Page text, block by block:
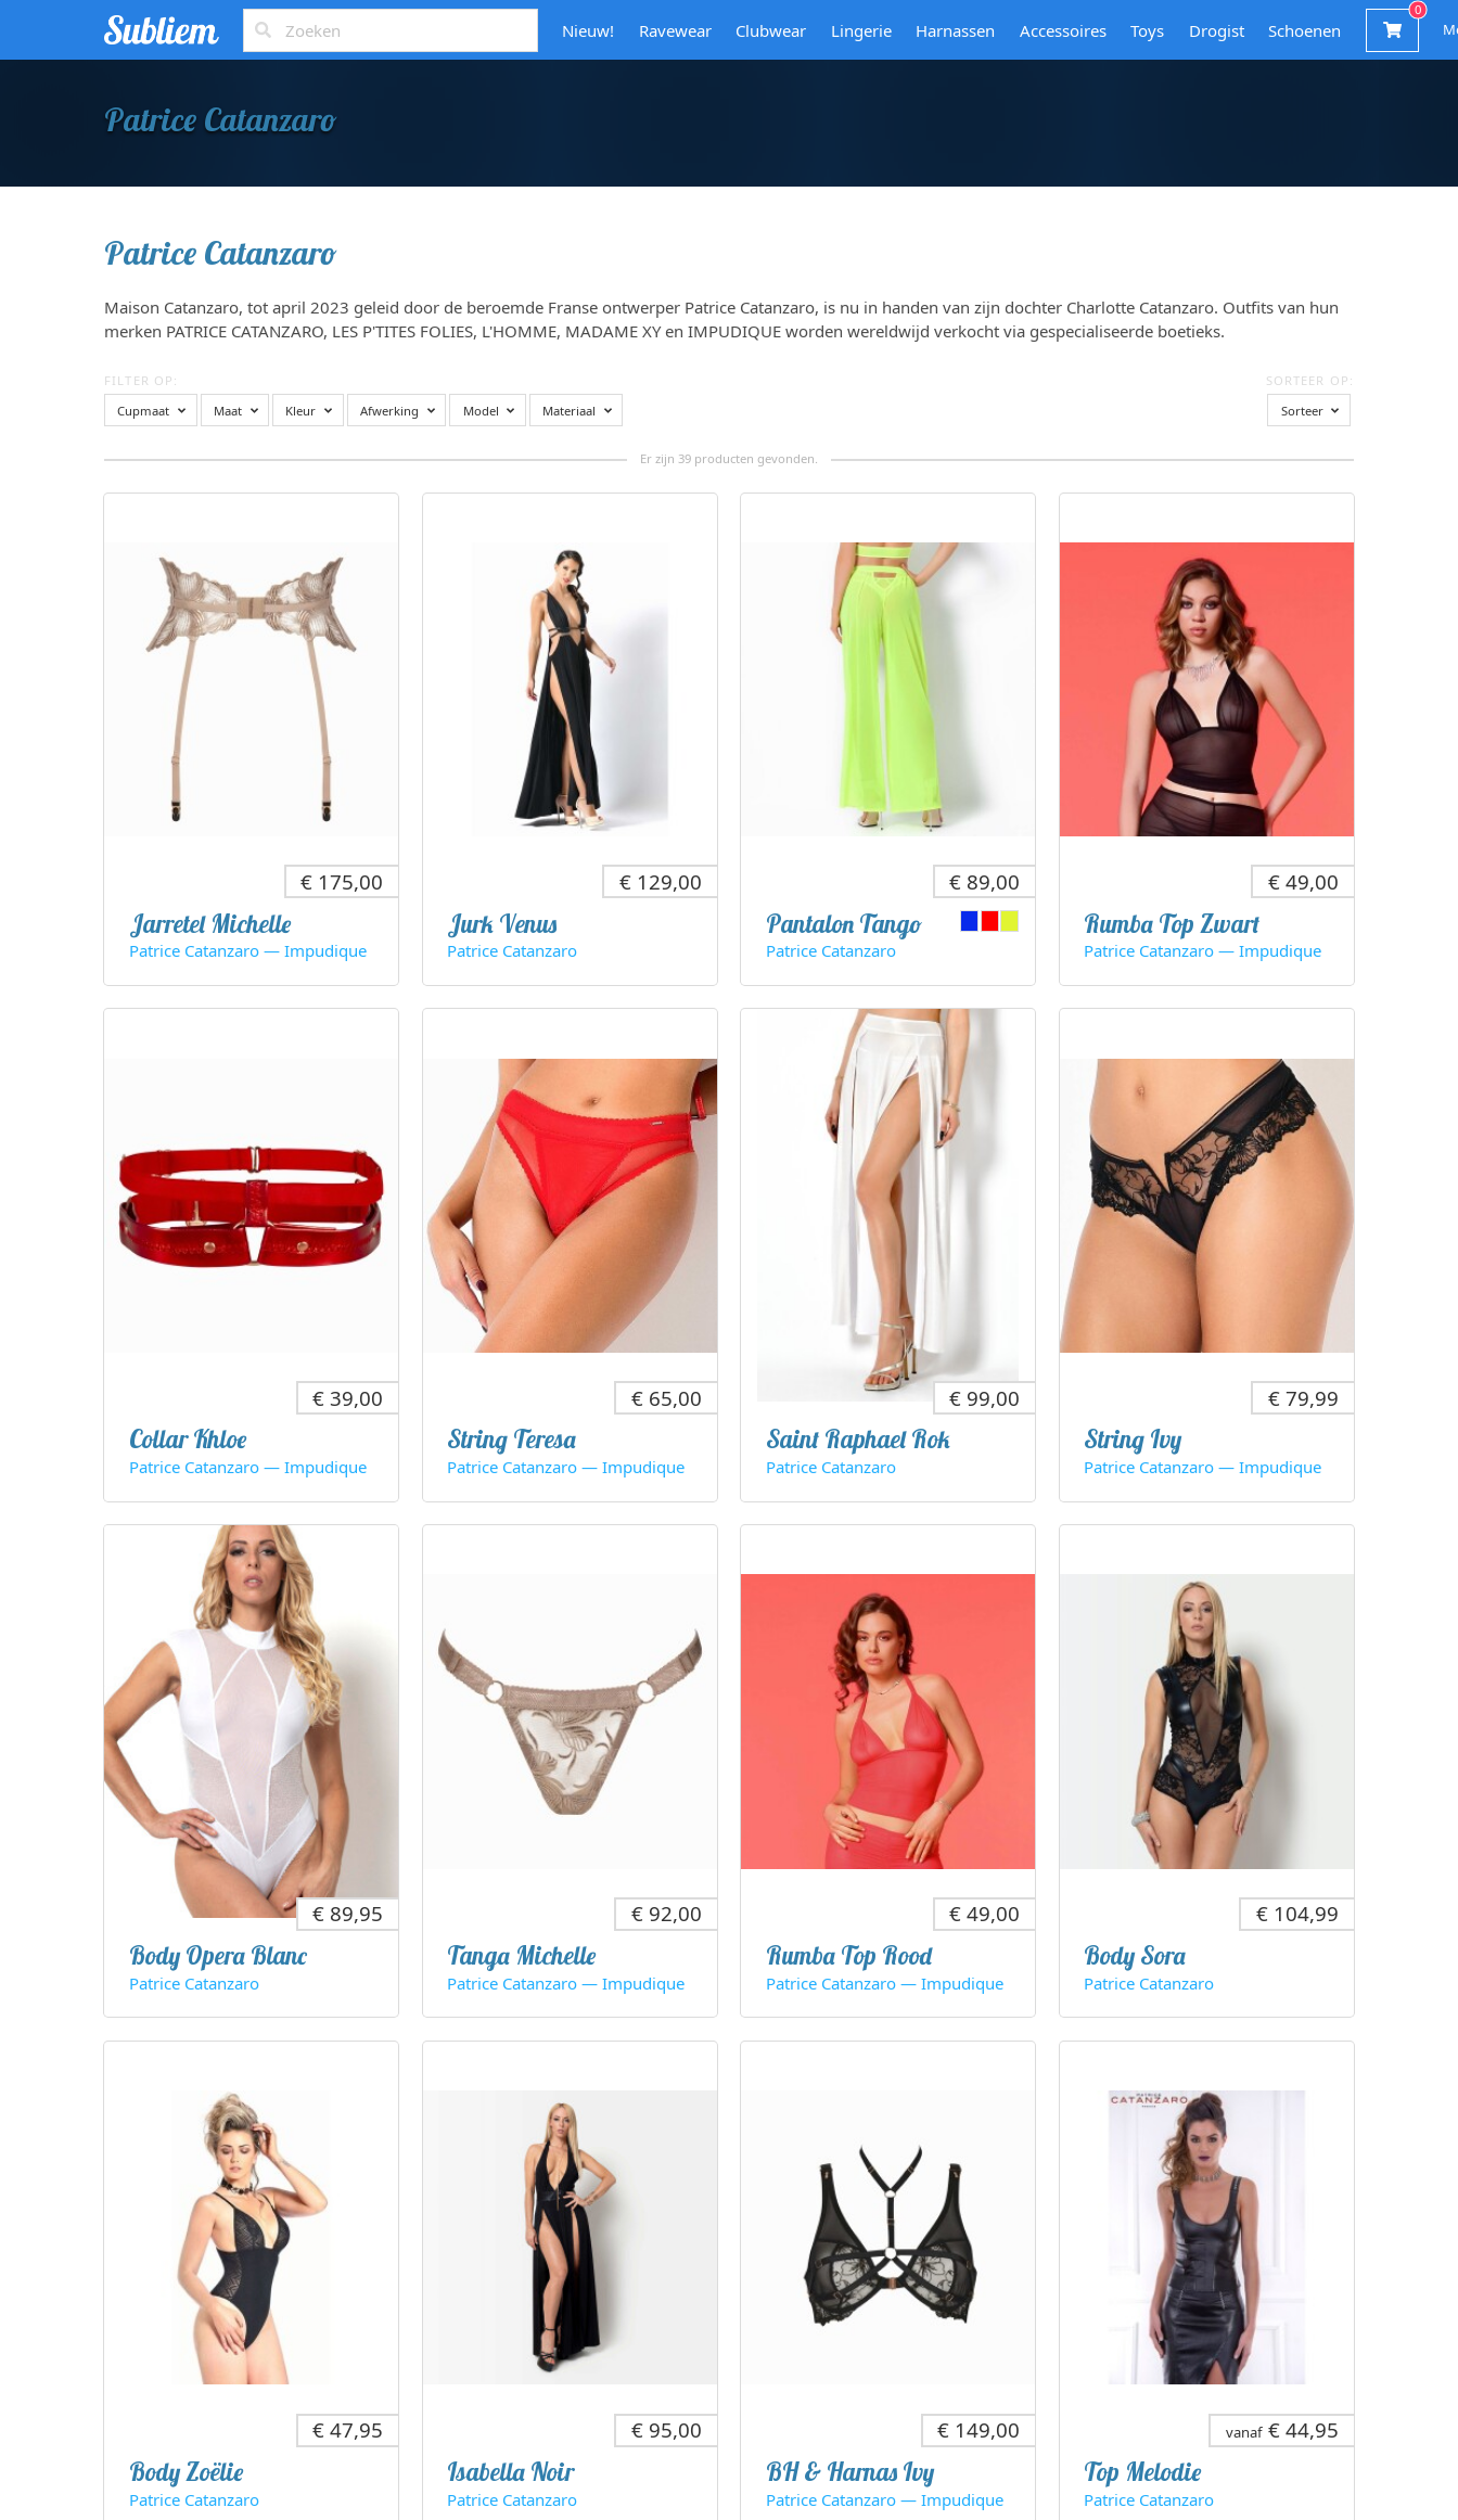
Nieuw! Ravewear Clubwear Lingerie Harnassen Accessoires Toys Drogist Schoenen
Patrice Catanzaro
Patrice Catanzaro
Maison Catanzaro, tot april 2023 geleid door de beroemde Franse ontwerper Patrice Catanzaro, is nu in handen van zijn dochter Charlotte Catanzaro. Outfits van hun
merken PATRICE CATANZARO, LES P'TITES FOLIES, L'HOMME, MADAME XY en IMPUDIQUE worden wereldwijd verkocht via gespecialiseerde boetieks.
FILTER OP:
Cupmaat
Maat Kleur Afwerking Model Materiaal
SORTEER OP:
Sorteer
€ 175,00
Jarretel Michelle
Patrice Catanzaro — Impudique
€ 129,00
Jurk Venus
Patrice Catanzaro
€ 89,00
Pantalon Tango
Patrice Catanzaro
€ 49,00
Rumba Top Zwart
Patrice Catanzaro — Impudique
€ 39,00
Collar Khloe
Patrice Catanzaro — Impudique
€ 65,00
String Teresa
Patrice Catanzaro — Impudique
€ 99,00
Saint Raphael Rok
Patrice Catanzaro
€ 79,99
String Ivy
Patrice Catanzaro — Impudique
€ 89,95
Body Opera Blanc
Patrice Catanzaro
€ 92,00
Tanga Michelle
Patrice Catanzaro — Impudique
€ 49,00
Rumba Top Rood
Patrice Catanzaro — Impudique
€ 104,99
Body Sora
Patrice Catanzaro
€ 47,95
Body Zoëlie
Patrice Catanzaro
€ 95,00
Isabella Noir
Patrice Catanzaro
€ 149,00
BH & Harnas Ivy
Patrice Catanzaro — Impudique
vanaf€ 44,95
Top Melodie
Patrice Catanzaro